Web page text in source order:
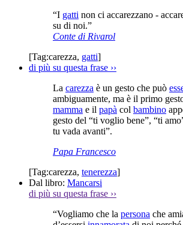
“I gatti non ci accarezzano -
su di noi.”
Conte di Rivarol
[Tag:carezza, gatti]
di più su questa frase ››
La carezza è un gesto che può
ambiguamente, ma è il primo
mamma e il papà col bambino
gesto del “ti voglio bene”, “ti
tu vada avanti”.
Papa Francesco
[Tag:carezza, tenerezza]
Dal libro: Mancarsi
di più su questa frase ››
“Vogliamo che la persona che